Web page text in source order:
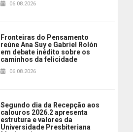
06.08.2026
Fronteiras do Pensamento
reúne Ana Suy e Gabriel Rolón
em debate inédito sobre os
caminhos da felicidade
06.08.2026
Segundo dia da Recepção aos
calouros 2026.2 apresenta
estrutura e valores da
Universidade Presbiteriana